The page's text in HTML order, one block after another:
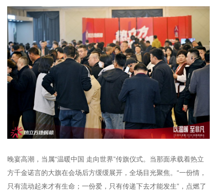
晚宴高潮，当属“温暖中国 走向世界”传旗仪式。当那面承载着热立
方千金诺言的大旗在会场后方缓缓展开，全场目光聚焦。“一份情，
只有流动起来才有生命；一份爱，只有传递下去才能发生”，点燃了